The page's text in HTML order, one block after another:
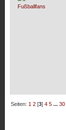
Seiten: 1 2 [3]4 5 ...30